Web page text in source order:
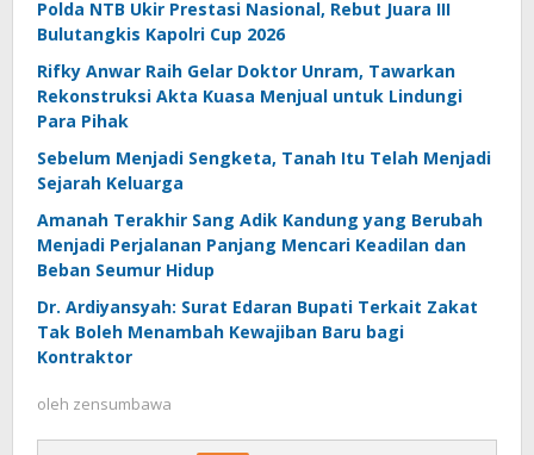
Polda NTB Ukir Prestasi Nasional, Rebut Juara III
Bulutangkis Kapolri Cup 2026
Rifky Anwar Raih Gelar Doktor Unram, Tawarkan
Rekonstruksi Akta Kuasa Menjual untuk Lindungi
Para Pihak
Sebelum Menjadi Sengketa, Tanah Itu Telah Menjadi
Sejarah Keluarga
Amanah Terakhir Sang Adik Kandung yang Berubah
Menjadi Perjalanan Panjang Mencari Keadilan dan
Beban Seumur Hidup
Dr. Ardiyansyah: Surat Edaran Bupati Terkait Zakat
Tak Boleh Menambah Kewajiban Baru bagi
Kontraktor
oleh zensumbawa